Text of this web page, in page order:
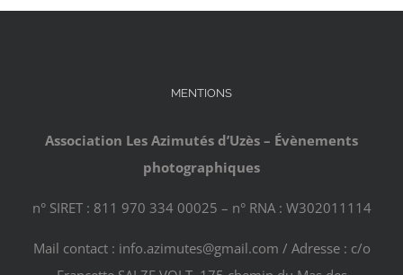
MENTIONS
Association Les Azimutés d’Uzès – Évènements
photographiques
n° SIRET : 811 970 334 00025 – n° RNA : W302011114
Mail contact : info.azimutes@gmail.com / Adresse : c/o